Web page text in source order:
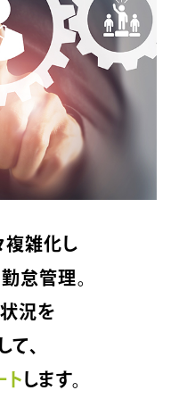
複雑化し
怠管理。
況を
して、
ト します。